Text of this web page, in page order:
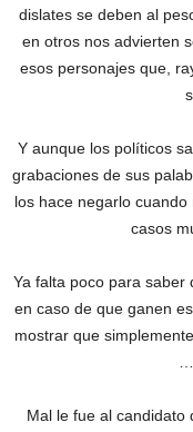
dislates se deben al
en otros nos advierten
esos personajes que,
Y aunque los políticos
grabaciones de sus
los hace negarlo
casos
Ya falta poco para saber
en caso de que ganen
mostrar que
Mal le fue al candidato